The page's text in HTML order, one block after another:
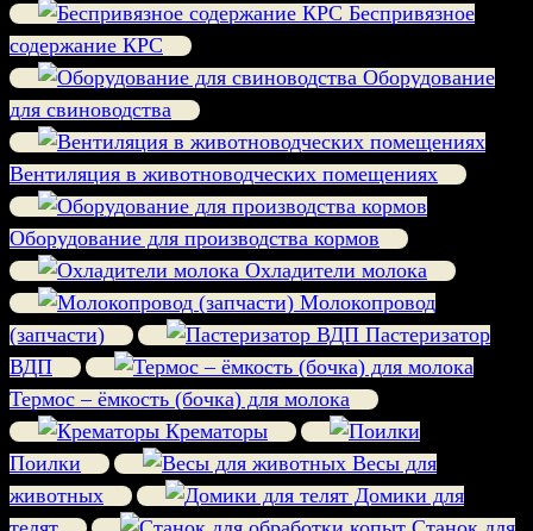
Беспривязное
содержание КРС
Оборудование
для свиноводства
Вентиляция в животноводческих помещениях
Оборудование для производства кормов
Охладители молока
Молокопровод
(запчасти)
Пастеризатор
ВДП
Термос – ёмкость (бочка) для молока
Крематоры
Поилки
Весы для
животных
Домики для